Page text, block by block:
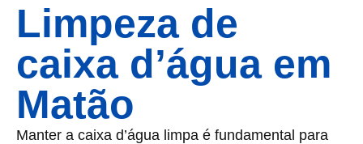
Limpeza de
caixa d’água em
Matão
Manter a caixa d’água limpa é fundamental para